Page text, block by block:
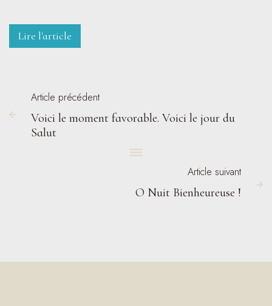
Lire l'article

Article précédent
Voici le moment favorable. Voici le jour du
Salut

Article suivant
O Nuit Bienheureuse ! 